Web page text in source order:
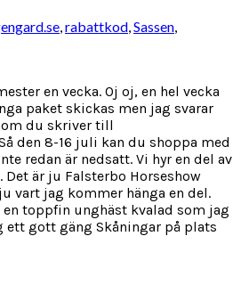
,rabattkod,Sassen,
en vecka. Oj oj, en hel vecka
paket skickas men jag svarar
du skriver till
den 8-16 juli kan du shoppa med
redan är nedsatt. Vi hyr en del av
är ju Falsterbo Horseshow
vart jag kommer hänga en del.
en toppfin unghäst kvalad som jag
ett gott gäng Skåningar på plats